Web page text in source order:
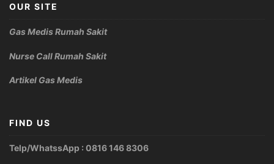
OUR SITE
Gas Medis Rumah Sakit
Nurse Call Rumah Sakit
Artikel Gas Medis
FIND US
Telp/WhatssApp : 0816 146 8306